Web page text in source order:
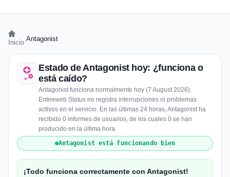
Inicio Antagonist
Estado de Antagonist hoy: ¿funciona o
está caído?
Antagonist funciona normalmente hoy (7 August 2026).
Entireweb Status no registra interrupciones ni problemas
activos en el servicio. En las últimas 24 horas, Antagonist ha
recibido 0 informes de usuarios, de los cuales 0 se han
producido en la última hora.
Antagonist está funcionando bien
¡Todo funciona correctamente con Antagonist!